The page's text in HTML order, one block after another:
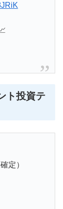
ト投資テ
定）